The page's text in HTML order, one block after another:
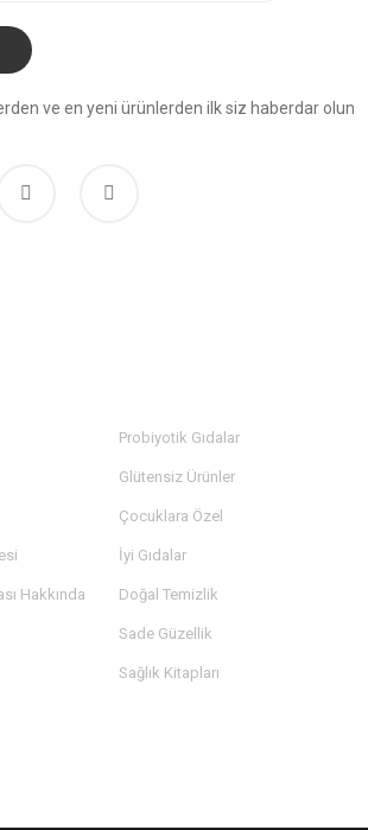
ve en yeni ürünlerden ilk siz haberdar olun
Hakkında
Probiyotik Gıdalar
Glütensiz Ürünler
Çocuklara Özel
İyi Gıdalar
Doğal Temizlik
Sade Güzellik
Sağlık Kitapları